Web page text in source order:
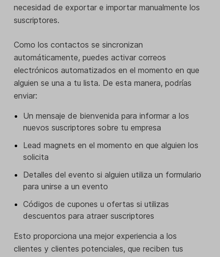
necesidad de exportar e importar manualmente los
suscriptores.
Como los contactos se sincronizan
automáticamente, puedes activar correos
electrónicos automatizados en el momento en que
alguien se una a tu lista. De esta manera, podrías
enviar:
Un mensaje de bienvenida para informar a los
nuevos suscriptores sobre tu empresa
Lead magnets en el momento en que alguien los
solicita
Detalles del evento si alguien utiliza un formulario
para unirse a un evento
Códigos de cupones u ofertas si utilizas
descuentos para atraer suscriptores
Esto proporciona una mejor experiencia a los
clientes y clientes potenciales, que reciben tus